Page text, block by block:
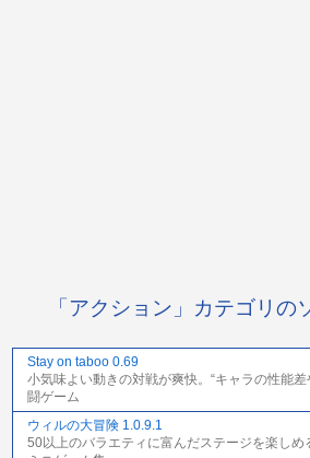
「アクション」カテゴリの
Stay on taboo 0.69
小気味よい動きの対戦が爽快。“キャラの性能
闘ゲーム
ウィルの大冒険 1.0.9.1
50以上のバラエティに富んだステージを楽しめ